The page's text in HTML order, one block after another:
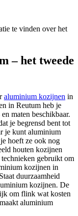
te vinden over het
– het tweede
aluminium kozijnen in
in Reutum heb je
maten beschikbaar.
je begrensd bent tot
je kunt aluminium
hoeft ze ook nog
houten kozijnen
gebruikt om
kozijnen in
duurzaamheid
kozijnen. De
om flink wat kosten
aluminium